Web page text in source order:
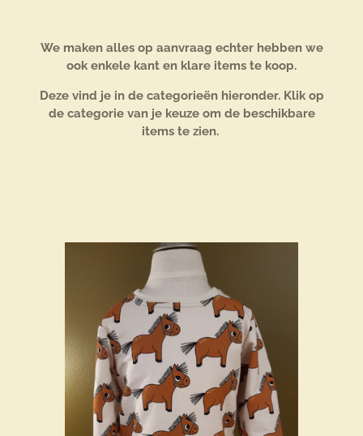
We maken alles op aanvraag echter hebben we
ook enkele kant en klare items te koop.
Deze vind je in de categorieën hieronder. Klik op
de categorie van je keuze om de beschikbare
items te zien.